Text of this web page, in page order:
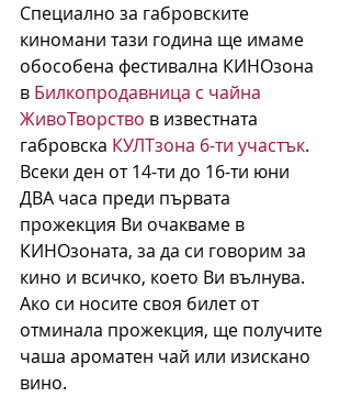
Специално за габровските
киномани тази година ще имаме
обособена фестивална КИНОзона
в Билкопродавница с чайна
ЖивоТворство в известната
габровска КУЛТзона 6-ти участък.
Всеки ден от 14-ти до 16-ти юни
ДВА часа преди първата
прожекция Ви очакваме в
КИНОзоната, за да си говорим за
кино и всичко, което Ви вълнува.
Ако си носите своя билет от
отминала прожекция, ще получите
чаша ароматен чай или изискано
вино.